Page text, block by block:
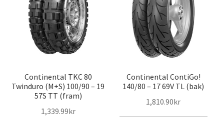
Continental TKC 80
Twinduro (M+S) 100/90 – 19
57S TT (fram)
1,339.99kr
Continental ContiGo!
140/80 – 17 69V TL (bak)
1,810.90kr